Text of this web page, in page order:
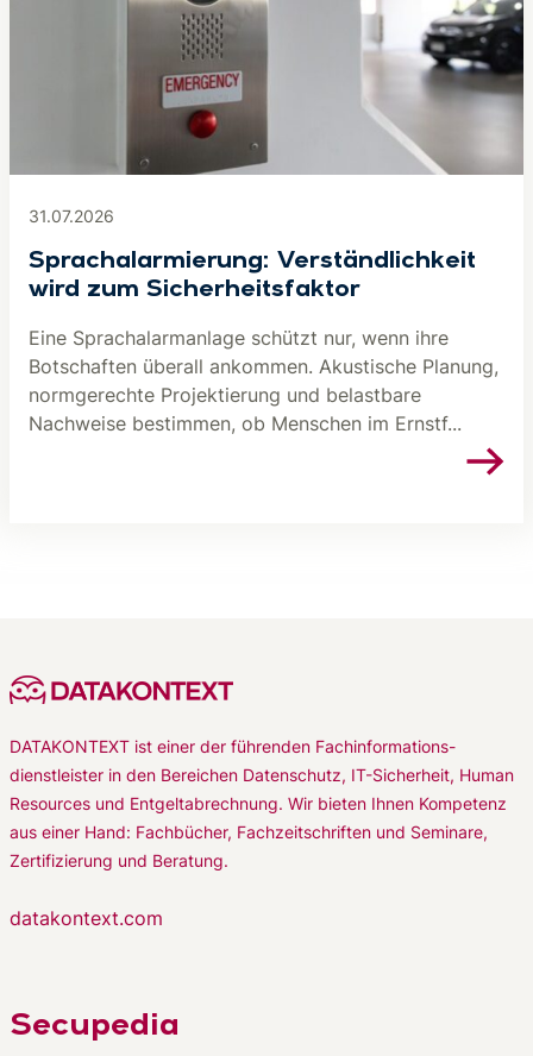
31.07.2026
Sprachalarmierung: Verständlichkeit
wird zum Sicherheitsfaktor
Eine Sprachalarmanlage schützt nur, wenn ihre
Botschaften überall ankommen. Akustische Planung,
normgerechte Projektierung und belastbare
Nachweise bestimmen, ob Menschen im Ernstf...
DATAKONTEXT ist einer der führenden Fachinformations-
dienstleister in den Bereichen Datenschutz, IT-Sicherheit, Human
Resources und Entgeltabrechnung. Wir bieten Ihnen Kompetenz
aus einer Hand: Fachbücher, Fachzeitschriften und Seminare,
Zertifizierung und Beratung.
datakontext.com
Secupedia